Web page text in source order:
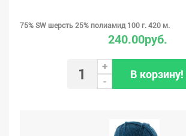
75% SW шерсть 25% полиамид 100 г. 420 м.
240.00руб.
+
-
В корзину!